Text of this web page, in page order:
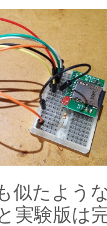
似たよう
実験版は